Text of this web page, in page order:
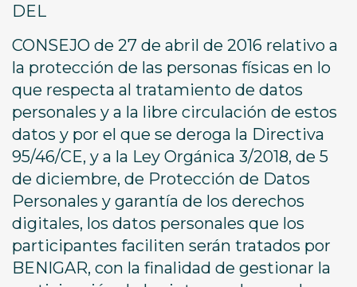
DEL
CONSEJO de 27 de abril de 2016 relativo a
la protección de las personas físicas en lo
que respecta al tratamiento de datos
personales y a la libre circulación de estos
datos y por el que se deroga la Directiva
95/46/CE, y a la Ley Orgánica 3/2018, de 5
de diciembre, de Protección de Datos
Personales y garantía de los derechos
digitales, los datos personales que los
participantes faciliten serán tratados por
BENIGAR, con la finalidad de gestionar la